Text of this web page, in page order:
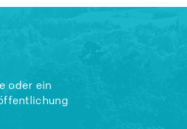
oder ein